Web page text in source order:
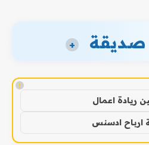
صديقة +
!
ريادة اعمال
ارباح ادسنس